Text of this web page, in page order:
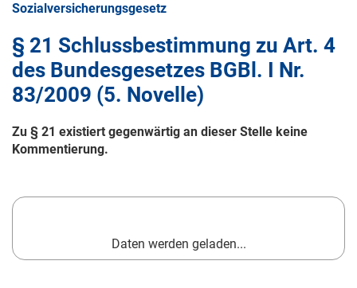
Sozialversicherungsgesetz
§ 21 Schlussbestimmung zu Art. 4
des Bundesgesetzes BGBl. I Nr.
83/2009 (5. Novelle)
Zu § 21 existiert gegenwärtig an dieser Stelle keine
Kommentierung.
Daten werden geladen...